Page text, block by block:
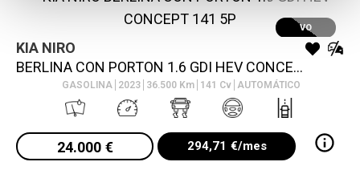
VO
KIA NIRO
BERLINA CON PORTON 1.6 GDI HEV CONCEPT 141 5P
GASOLINA 2023 36.500 Km 141 Cv AUTOMÁTICO
24.000 € 294,71 €/mes